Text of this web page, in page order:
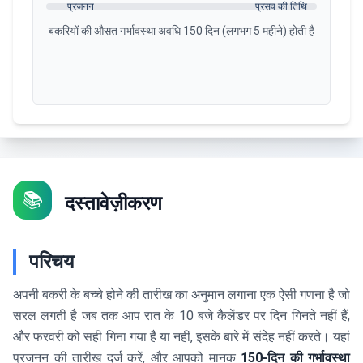
प्रजनन प्रसव की तिथि
बकरियों की औसत गर्भावस्था अवधि 150 दिन (लगभग 5 महीने) होती है
📚 दस्तावेज़ीकरण
परिचय
अपनी बकरी के बच्चे होने की तारीख का अनुमान लगाना एक ऐसी गणना है जो
सरल लगती है जब तक आप रात के 10 बजे कैलेंडर पर दिन गिनते नहीं हैं,
और फरवरी को सही गिना गया है या नहीं, इसके बारे में संदेह नहीं करते। यहां
प्रजनन की तारीख दर्ज करें, और आपको मानक 150-दिन की गर्भावस्था